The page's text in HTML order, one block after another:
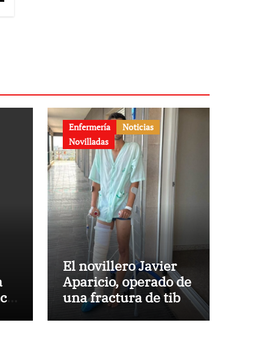
Enfermería
Noticias
Novilladas
El novillero Javier
Aparicio, operado de
una fractura de tibia
y peroné